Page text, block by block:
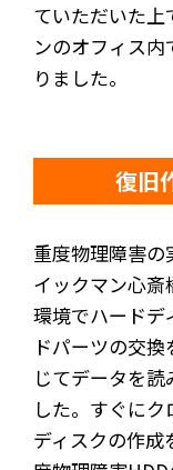
ていただいた上
ンのオフィス
りました。
復旧
重度物理障害の
イックマン心斎
環境でハードデ
ドパーツの交
じてデータを
した。すぐに
ディスクの作